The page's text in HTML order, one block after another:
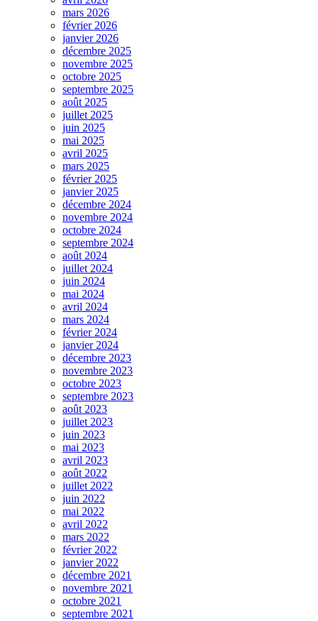
mars 2026
février 2026
janvier 2026
décembre 2025
novembre 2025
octobre 2025
septembre 2025
août 2025
juillet 2025
juin 2025
mai 2025
avril 2025
mars 2025
février 2025
janvier 2025
décembre 2024
novembre 2024
octobre 2024
septembre 2024
août 2024
juillet 2024
juin 2024
mai 2024
avril 2024
mars 2024
février 2024
janvier 2024
décembre 2023
novembre 2023
octobre 2023
septembre 2023
août 2023
juillet 2023
juin 2023
mai 2023
avril 2023
août 2022
juillet 2022
juin 2022
mai 2022
avril 2022
mars 2022
février 2022
janvier 2022
décembre 2021
novembre 2021
octobre 2021
septembre 2021